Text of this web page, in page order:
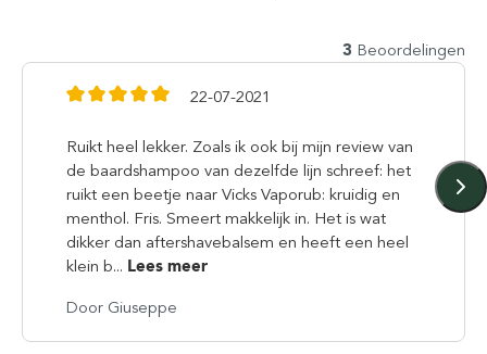
3 Beoordelingen
22-07-2021
Ruikt heel lekker. Zoals ik ook bij mijn review van
de baardshampoo van dezelfde lijn schreef: het
ruikt een beetje naar Vicks Vaporub: kruidig en
menthol. Fris. Smeert makkelijk in. Het is wat
dikker dan aftershavebalsem en heeft een heel
klein b... Lees meer
Door Giuseppe